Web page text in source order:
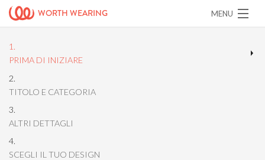
WORTH WEARING
100% buone cause
MENU
CAMPAGNE
PRIMA DI INIZIARE
TITOLO E CATEGORIA
ALTRI DETTAGLI
SCEGLI IL TUO DESIGN